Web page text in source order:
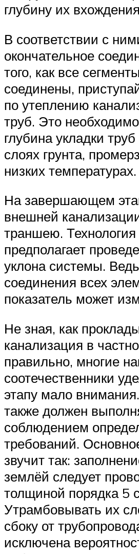
глубину их
В соответствии с
окончательное
того, как все
соединены,
по утеплению
труб. Это
глубина укладки
слоях грунта,
низких температурах.
На завершающем
внешней
траншею. Технология
предполагает
уклона системы.
соединения всех
показатель может
Не зная, как
канализация в
правильно, многие
соотечественники
этапу мало
также должен
соблюдением
требований.
звучит так:
землёй следует
толщиной порядка 5
Утрамбовывать их
сбоку от
исключена